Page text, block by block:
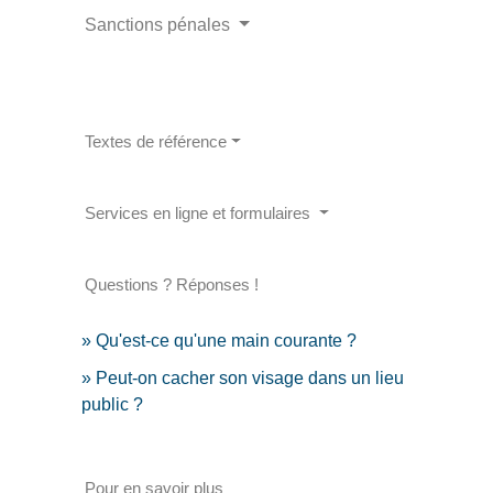
Sanctions pénales
Textes de référence
Services en ligne et formulaires
Questions ? Réponses !
Qu'est-ce qu'une main courante ?
Peut-on cacher son visage dans un lieu
public ?
Pour en savoir plus